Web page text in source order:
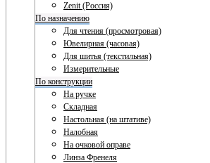
Zenit (Россия)
По назначению
Для чтения (просмотровая)
Ювелирная (часовая)
Для шитья (текстильная)
Измерительные
По конструкции
На ручке
Складная
Настольная (на штативе)
Налобная
На очковой оправе
Линза Френеля